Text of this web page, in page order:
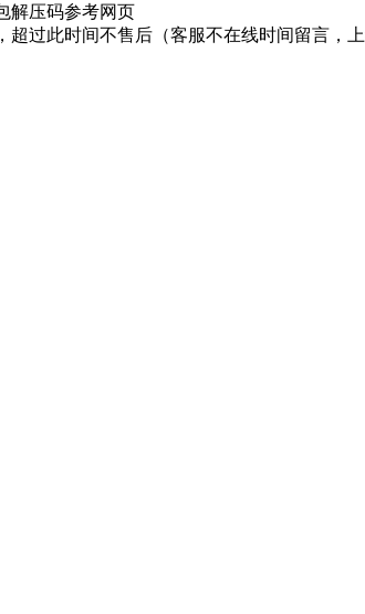
解压码参考网页
过此时间不售后（客服不在线时间留言，上